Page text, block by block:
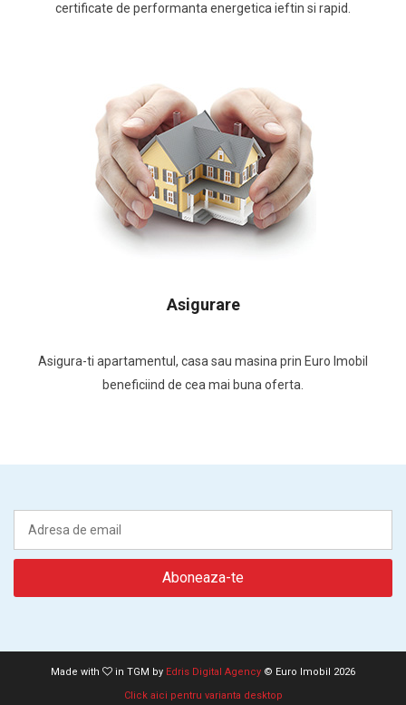
certificate de performanta energetica ieftin si rapid.
Asigurare
Asigura-ti apartamentul, casa sau masina prin Euro Imobil
beneficiind de cea mai buna oferta.
Made with in TGM by Edris Digital Agency © Euro Imobil 2026
Click aici pentru varianta desktop